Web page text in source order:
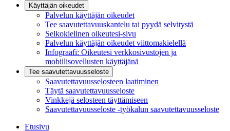
Käyttäjän oikeudet
Palvelun käyttäjän oikeudet
Tee saavutettavuuskantelu tai pyydä selvitystä
Selkokielinen oikeutesi-sivu
Palvelun käyttäjän oikeudet viittomakielellä
Infograafi: Oikeutesi verkkosivustojen ja
mobiilisovellusten käyttäjänä
Tee saavutettavuusseloste
Saavutettavuus­selosteen laatiminen
Täytä saavutettavuusseloste
Vinkkejä selosteen täyttämiseen
Saavutettavuusseloste -työkalun saavutettavuusseloste
Etusivu